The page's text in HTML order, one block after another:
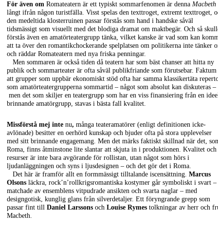
För även om Romateatern är ett typiskt sommarfenomen är denna Macbeth
långt ifrån någon turistfälla. Visst spelas den texttroget, extremt texttroget,
den medeltida klosterruinen passar förstås som hand i handske såväl
tidsmässigt som visuellt med det blodiga dramat om maktbegär. Och så
förstås även en amatörteatergrupp tänka, vilket kanske är vad som kan
att ta över den romantikchockerande spelplatsen om politikerna inte tänker
och räddar Romateatern med nya friska penningar.
Men sommaren är också tiden då teatern har som bäst chanser att hitta ny
publik och sommarteater är ofta såväl publikfriande som förutsebar. Faktum
att grupper som uppbär ekonomiskt stöd ofta har samma klassikertäta
som amatörteatergrupperna sommartid – något som absolut kan diskuteras –
men det som skiljer en teatergrupp som har en viss finansiering från en
brinnande amatörgrupp, stavas i bästa fall kvalitet.
Missförstå mej inte nu, många teateramatörer (enligt definitionen icke-
avlönade) besitter en oerhörd kunskap och bjuder ofta på stora upplevelser
med sitt brinnande engagemang. Men det märks faktiskt skillnad när det,
Roma, finns åtminstone lite slantar att skjuta in i produktionen. Kvalitet och
resurser är inte bara avgörande för rollistan, utan något som hörs i
ljudanläggningen och syns i ljusdesignen – och det gör det i Roma.
Det här är framför allt en formmässigt tilltalande iscensättning. Marcus
Olsons läckra, rock’n’rollkrigsromantiska kostymer går symboliskt i svart –
matchade av ensemblens vitpudrade ansikten och svarta naglar – med
designgotisk, kunglig glans från silverdetaljer. Ett föryngrande grepp som
passar fint till Daniel Larssons och Louise Rymes tolkningar av herr och
Macbeth.